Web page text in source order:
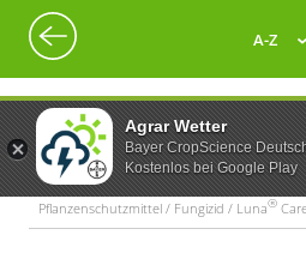
Agrar Wetter
Bayer CropScience
Kostenlos bei Google Play
A-Z
Pflanzenschutzmittel / Fungizid / Luna®